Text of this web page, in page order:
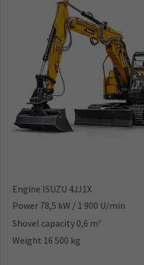
Engine ISUZU 4JJ1X
Power 78,5 kW / 1 900 U/min
Shovel capacity 0,6 m 3
Weight 16 500 kg